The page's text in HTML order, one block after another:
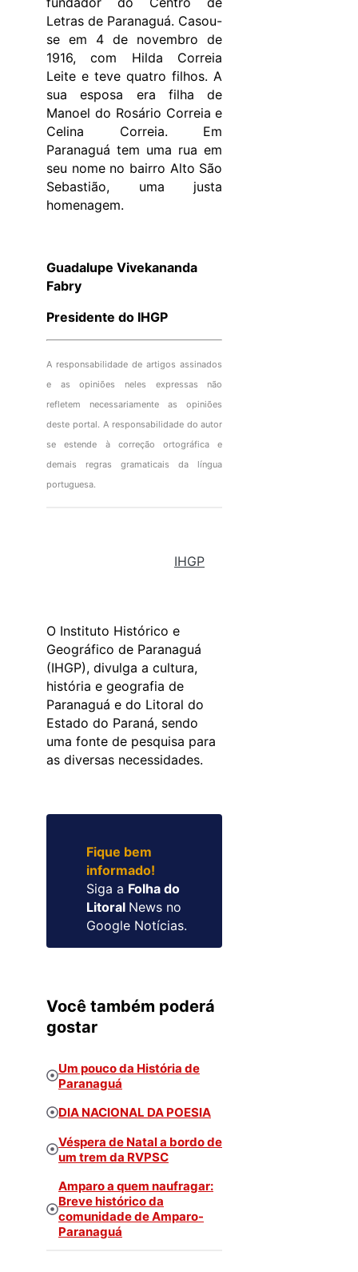
Letras de Paranaguá. Casou-
se em 4 de novembro de
1916, com Hilda Correia
Leite e teve quatro filhos. A
sua esposa era filha de
Manoel do Rosário Correia e
Celina Correia. Em
Paranaguá tem uma rua em
seu nome no bairro Alto São
Sebastião, uma justa
homenagem.
Guadalupe Vivekananda
Fabry
Presidente do IHGP
A responsabilidade de artigos assinados
e as opiniões neles expressas não
refletem necessariamente as opiniões
deste portal. A responsabilidade do autor
se estende à correção ortográfica e
demais regras gramaticais da língua
portuguesa.
IHGP
O Instituto Histórico e
Geográfico de Paranaguá
(IHGP), divulga a cultura,
história e geografia de
Paranaguá e do Litoral do
Estado do Paraná, sendo
uma fonte de pesquisa para
as diversas necessidades.
Fique bem
informado!
Siga a Folha do
Litoral News no
Google Notícias.
Você também poderá
gostar
Um pouco da História de
Paranaguá
DIA NACIONAL DA POESIA
Véspera de Natal a bordo de
um trem da RVPSC
Amparo a quem naufragar:
Breve histórico da
comunidade de Amparo-
Paranaguá